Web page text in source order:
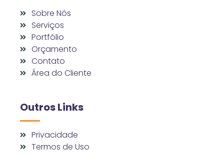
Sobre Nós
Serviços
Portfólio
Orçamento
Contato
Área do Cliente
Outros Links
Privacidade
Termos de Uso